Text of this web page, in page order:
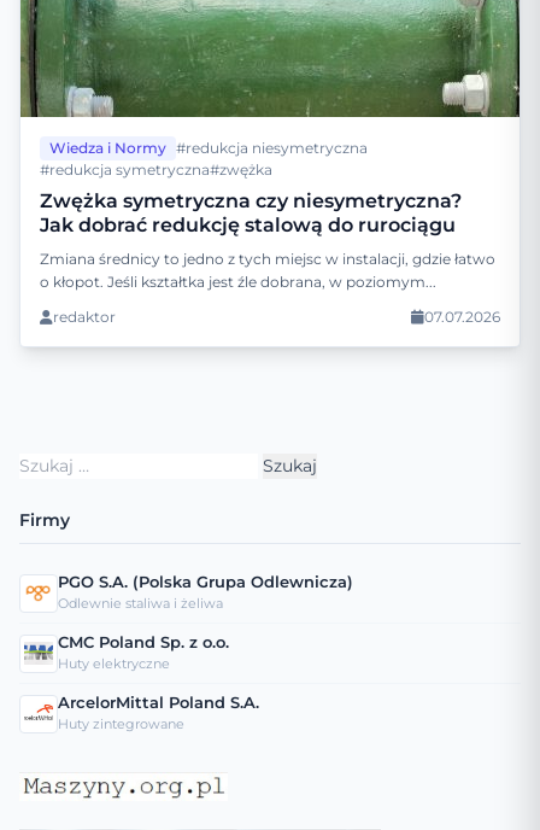
Wiedza i Normy #redukcja niesymetryczna
#redukcja symetryczna#zwężka
Zwężka symetryczna czy niesymetryczna?
Jak dobrać redukcję stalową do rurociągu
Zmiana średnicy to jedno z tych miejsc w instalacji, gdzie łatwo
o kłopot. Jeśli kształtka jest źle dobrana, w poziomym...
redaktor
07.07.2026
Szukaj:
Firmy
PGO S.A. (Polska Grupa Odlewnicza)
Odlewnie staliwa i żeliwa
CMC Poland Sp. z o.o.
Huty elektryczne
ArcelorMittal Poland S.A.
Huty zintegrowane